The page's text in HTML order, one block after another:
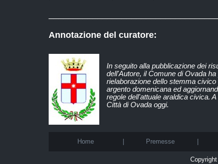
Annotazione del curatore:
In seguito alla pubblicazione dei
dell'Autore, il Comune di Ovada
rielaborazione dello stemma
argento domenicana ed
regole dell'attuale araldica civica.
Città di Ovada oggi.
Home Premesse